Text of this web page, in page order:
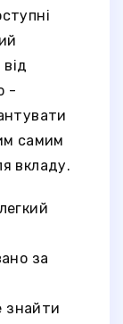
-
самим
вкладу.
за
знайти